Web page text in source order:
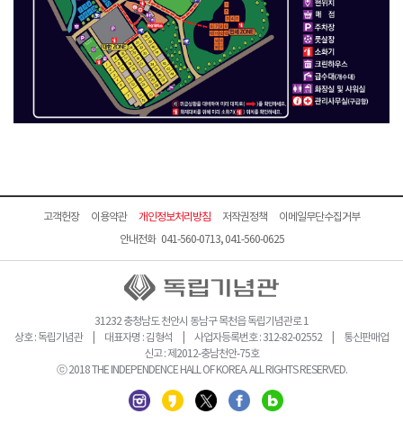
고객헌장 이용약관 개인정보처리방침 저작권정책
이메일무단수집거부
안내전화 041-560-0713, 041-560-0625
31232 충청남도 천안시 동남구 목천읍 독립기념관로 1
상호 : 독립기념관 | 대표자명 : 김형석 | 사업자등록번호 : 312-82-02552 | 통신판매업
신고 : 제2012-충남천안-75호
ⓒ 2018 THE INDEPENDENCE HALL OF KOREA. ALL RIGHTS RESERVED.